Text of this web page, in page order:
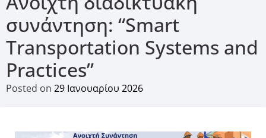
συνάντηση: “Smart
Transportation Systems and
Practices”
Posted on 29 Ιανουαρίου 2026